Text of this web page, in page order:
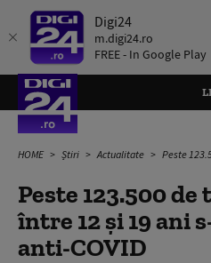
Digi24
m.digi24.ro
FREE - In Google Play
HOME Știri Actualitate Peste 123.500
Peste 123.500
între 12 și 19 ani
anti-COVID